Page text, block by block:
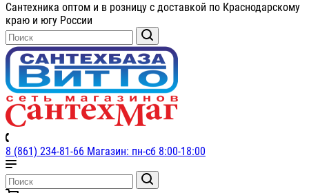
Сантехника оптом и в розницу с доставкой по Краснодарскому
краю и югу России
8 (861) 234-81-66 Магазин: пн-сб 8:00-18:00